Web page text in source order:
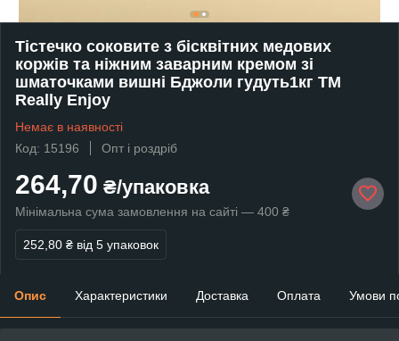
Тістечко соковите з бісквітних медових
коржів та ніжним заварним кремом зі
шматочками вишні Бджоли гудуть1кг TM
Really Enjoy
Немає в наявності
Код: 15196
Опт і роздріб
264,70 ₴/упаковка
Мінімальна сума замовлення на сайті — 400 ₴
252,80 ₴ від 5 упаковок
Опис Характеристики Доставка Оплата Умови